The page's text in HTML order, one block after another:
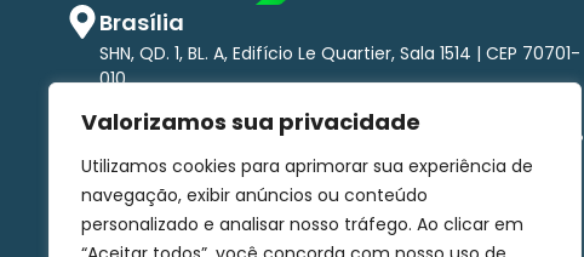
Valorizamos sua privacidade
Utilizamos cookies para aprimorar sua experiência de
navegação, exibir anúncios ou conteúdo
personalizado e analisar nosso tráfego. Ao clicar em
Brasília
SHN, QD. 1, BL. A, Edifício Le Quartier, Sala 1514 | CEP 70701-
010
São Paulo
Av. Brigadeiro Faria Lima, 1.485 - Pinheiros Torre norte - 2°
andar | CEP 01452-002
comunicacao@brasscom.org.br